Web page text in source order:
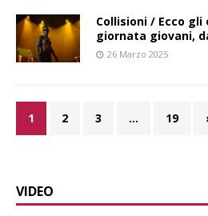
Collisioni / Ecco
giornata giovani,
26 Marzo 2025
1 2 3 … 19
VIDEO